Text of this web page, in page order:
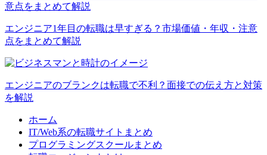
エンジニア1年目の転職は早すぎる？市場価値・年収・注意
点をまとめて解説
エンジニアのブランクは転職で不利？面接での伝え方と対策
を解説
ホーム
IT/Web系の転職サイトまとめ
プログラミングスクールまとめ